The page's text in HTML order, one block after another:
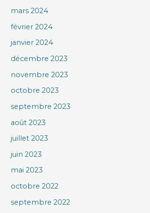
mars 2024
février 2024
janvier 2024
décembre 2023
novembre 2023
octobre 2023
septembre 2023
août 2023
juillet 2023
juin 2023
mai 2023
octobre 2022
septembre 2022